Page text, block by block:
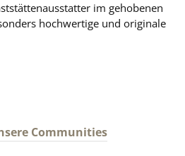
im gehobenen
hochwertige und originale
Communities